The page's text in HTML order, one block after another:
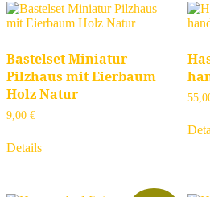
Bastelset Miniatur
Pilzhaus mit Eierbaum
Holz Natur
9,00 €
Details